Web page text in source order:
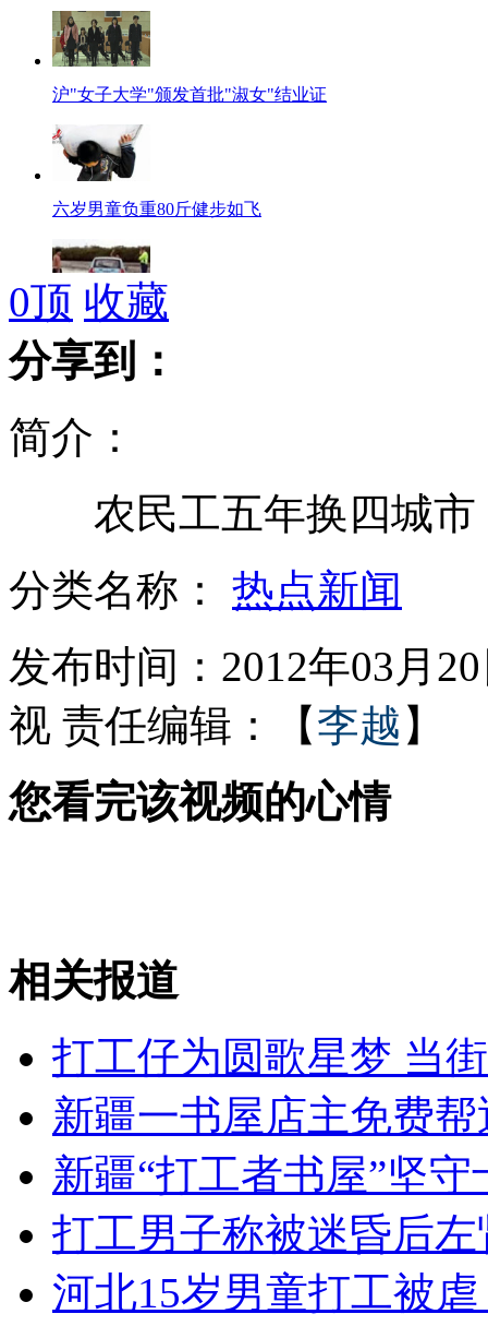
沪"女子大学"颁发首批"淑女"结业证
六岁男童负重80斤健步如飞
日本游客盲从GPS把车开进大海
83岁男空乘飞行里程可绕地球800圈
审计署:京沪高铁欠款82亿元
"铁娘子"撒切尔夫人私人档案公布
山西运城恶犬咬伤多人 警民合力深夜将其击毙
女孩北京地铁殴打老人 痛下狠手拳打脚踢
无痛分娩是否安全 医生回应
外交部：反对强权政治霸凌主义
外交部：有关国家言论片面不公正
0顶 收藏
分享到：
简介：
农民工五年换四城市
分类名称： 热点新闻
发布时间：2012年03月
视 责任编辑：【李越 】
您看完该视频的心情
相关报道
打工仔为圆歌星梦 当
新疆一书屋店主免费
新疆“打工者书屋”坚
打工男子称被迷昏后
河北15岁男童打工被